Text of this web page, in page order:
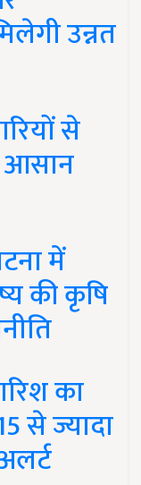
उन्नत
से
आसान
में
की कृषि
का
से ज्यादा